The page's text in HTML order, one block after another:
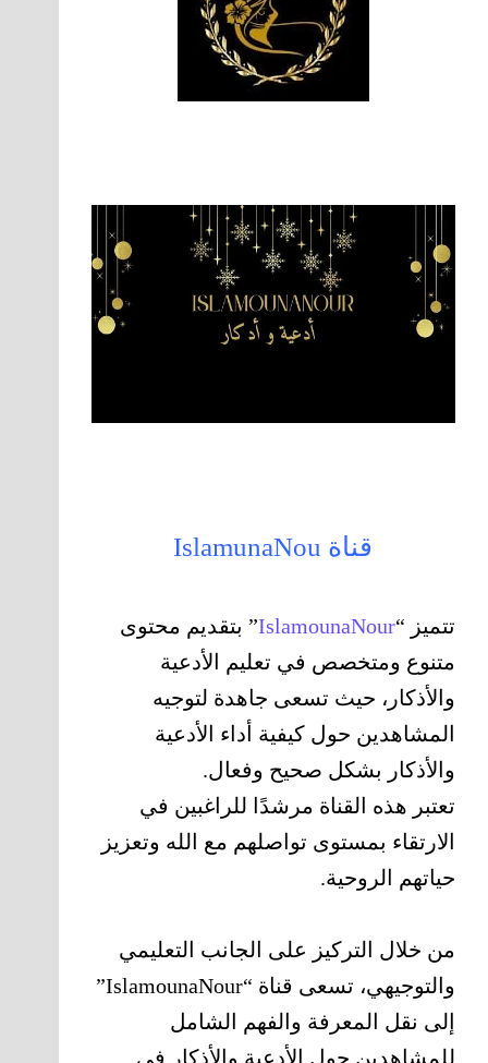
قناة IslamunaNou
تتميز “IslamounaNour” بتقديم محتوى
متنوع ومتخصص في تعليم الأدعية
والأذكار، حيث تسعى جاهدة لتوجيه
المشاهدين حول كيفية أداء الأدعية
والأذكار بشكل صحيح وفعال.
تعتبر هذه القناة مرشدًا للراغبين في
الارتقاء بمستوى تواصلهم مع الله وتعزيز
حياتهم الروحية.
من خلال التركيز على الجانب التعليمي
والتوجيهي، تسعى قناة “IslamounaNour”
إلى نقل المعرفة والفهم الشامل
للمشاهدين حول الأدعية والأذكار في